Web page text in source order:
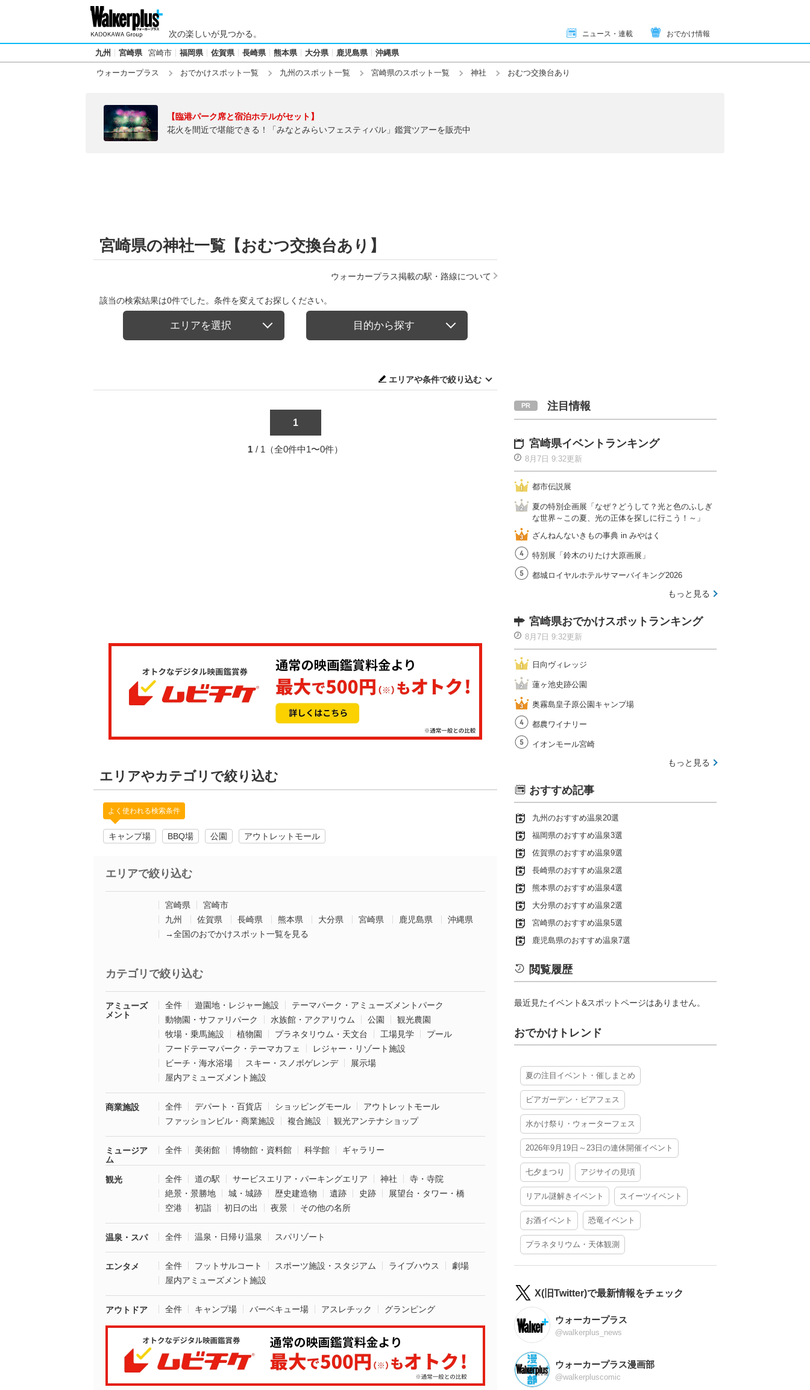
次の楽しいが見つかる。 ニュース・連載 おでかけ情報
九州 宮崎県 宮崎市 福岡県 佐賀県 長崎県 熊本県 大分県 鹿児島県 沖縄県
ウォーカープラス おでかけスポット一覧 九州のスポット一覧 宮崎県のスポット一覧 神社 おむつ交換台あり
【臨港パーク席と宿泊ホテルがセット】
花火を間近で堪能できる！「みなとみらいフェスティバル」鑑賞ツアーを販売中
宮崎県の神社一覧【おむつ交換台あり】
ウォーカープラス掲載の駅・路線について
該当の検索結果は0件でした。条件を変えてお探しください。
エリアを選択 目的から探す
エリアや条件で絞り込む
1
1 / 1（全0件中1〜0件）
エリアやカテゴリで絞り込む
よく使われる検索条件
キャンプ場 BBQ場 公園 アウトレットモール
エリアで絞り込む
宮崎県
宮崎市
九州
佐賀県 長崎県 熊本県 大分県 宮崎県 鹿児島県
沖縄県
→全国のおでかけスポット一覧を見る
カテゴリで絞り込む
アミューズ
メント
全件 遊園地・レジャー施設
テーマパーク・アミューズメントパーク
動物園・サファリパーク
水族館・アクアリウム 公園
観光農園
牧場・乗馬施設
植物園 プラネタリウム・天文台 工場見学
プール
フードテーマパーク・テーマカフェ
レジャー・リゾート施設
ビーチ・海水浴場
スキー・スノボゲレンデ
展示場
屋内アミューズメント施設
商業施設 全件 デパート・百貨店 ショッピングモール
アウトレットモール
ファッションビル・商業施設
複合施設 観光アンテナショップ
ミュージア
ム
全件 美術館 博物館・資料館 科学館 ギャラリー
観光 全件 道の駅 サービスエリア・パーキングエリア 神社
寺・寺院
絶景・景勝地
城・城跡 歴史建造物 遺跡 史跡
展望台・タワー・橋
空港
初詣 初日の出 夜景 その他の名所
温泉・スパ 全件 温泉・日帰り温泉 スパリゾート
エンタメ 全件 フットサルコート スポーツ施設・スタジアム ライブハウス
劇場
屋内アミューズメント施設
アウトドア 全件 キャンプ場 バーベキュー場 アスレチック グランピング
注目情報
宮崎県イベントランキング
8月7日 9:32更新
都市伝説展
夏の特別企画展「なぜ？どうして？光と色のふしぎ
な世界～この夏、光の正体を探しに行こう！～」
ざんねんないきもの事典 in みやはく
特別展「鈴木のりたけ大原画展」
都城ロイヤルホテルサマーバイキング2026
もっと見る
宮崎県おでかけスポットランキング
8月7日 9:32更新
日向ヴィレッジ
蓮ヶ池史跡公園
奥霧島皇子原公園キャンプ場
都農ワイナリー
イオンモール宮崎
もっと見る
おすすめ記事
九州のおすすめ温泉20選
福岡県のおすすめ温泉3選
佐賀県のおすすめ温泉9選
長崎県のおすすめ温泉2選
熊本県のおすすめ温泉4選
大分県のおすすめ温泉2選
宮崎県のおすすめ温泉5選
鹿児島県のおすすめ温泉7選
閲覧履歴
最近見たイベント&スポットページはありません。
おでかけトレンド
夏の注目イベント・催しまとめ
ビアガーデン・ビアフェス
水かけ祭り・ウォーターフェス
2026年9月19日～23日の連休開催イベント
七夕まつり アジサイの見頃
リアル謎解きイベント スイーツイベント
お酒イベント 恐竜イベント
プラネタリウム・天体観測
X(旧Twitter)で最新情報をチェック
ウォーカープラス
@walkerplus_news
ウォーカープラス漫画部
@walkerpluscomic